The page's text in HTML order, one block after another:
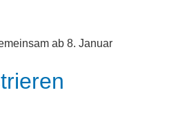
ab 8. Januar